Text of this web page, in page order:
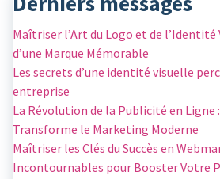
Maîtriser l’Art du Logo et de l’Identité
d’une Marque Mémorable
Les secrets d’une identité visuelle
entreprise
La Révolution de la Publicité en
Transforme le Marketing Moderne
Maîtriser les Clés du Succès en
Incontournables pour Booster Votre